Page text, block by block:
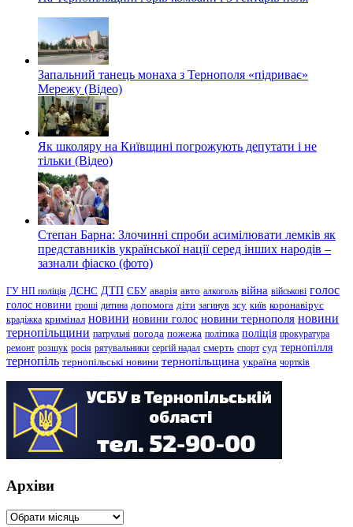
Запальний танець монаха з Тернополя «підриває»
Мережу (Відео)
Як школяру на Київщині погрожують депутати і не
тільки (Відео)
Степан Барна: Злочинні спроби асимілювати лемків як
представників української нації серед інших народів –
зазнали фіаско (фото)
ГУ НП поліція ДСНС ДТП СБУ аварія авто алкоголь війна військові голос
голос новини гроші дитина допомога діти загинув зсу київ коронавірус
крадіжка кримінал новини новини голос новини тернополя новини
тернопільщини патрульні погода пожежа політика поліція прокуратура
ремонт розшук росія рятувальники сергій надал смерть спорт суд тернопілля
тернопіль тернопільські новини тернопільщина україна чортків
Архіви
Архіви